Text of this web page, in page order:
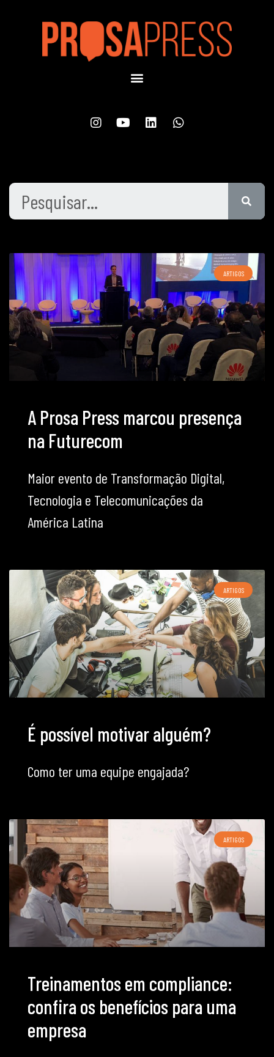
ARTIGOS
A Prosa Press marcou presença
na Futurecom
Maior evento de Transformação Digital,
Tecnologia e Telecomunicações da
América Latina
ARTIGOS
É possível motivar alguém?
Como ter uma equipe engajada?
ARTIGOS
Treinamentos em compliance:
confira os benefícios para uma
empresa